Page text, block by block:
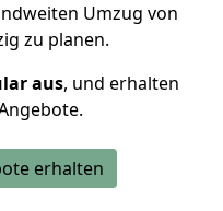
Umzug von
zu planen.
aus, und erhalten
erhalten